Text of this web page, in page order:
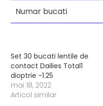
Numar bucati
Set 30 bucati lentile de
contact Dailies Total1
dioptrie -1.25
mai 18, 2022
Articol similar